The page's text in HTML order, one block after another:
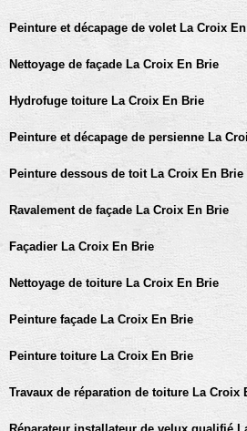
Peinture et décapage de volet La Croix
Nettoyage de façade La Croix En Brie
Hydrofuge toiture La Croix En Brie
Peinture et décapage de persienne La
Peinture dessous de toit La Croix En Brie
Ravalement de façade La Croix En Brie
Façadier La Croix En Brie
Nettoyage de toiture La Croix En Brie
Peinture façade La Croix En Brie
Peinture toiture La Croix En Brie
Travaux de réparation de toiture La Croix